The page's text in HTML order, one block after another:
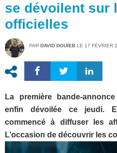
se dévoilent sur
officielles
PAR DAVID DOUÏEB LE 17 FÉVRIER
La première bande-
enfin dévoilée ce jeudi.
commencé à diffuser les
L’occasion de découvrir les